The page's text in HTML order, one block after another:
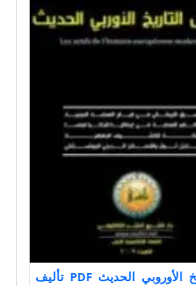
تحميل كتاب أصول التاريخ الأوروبي الحديث PDF تأليف